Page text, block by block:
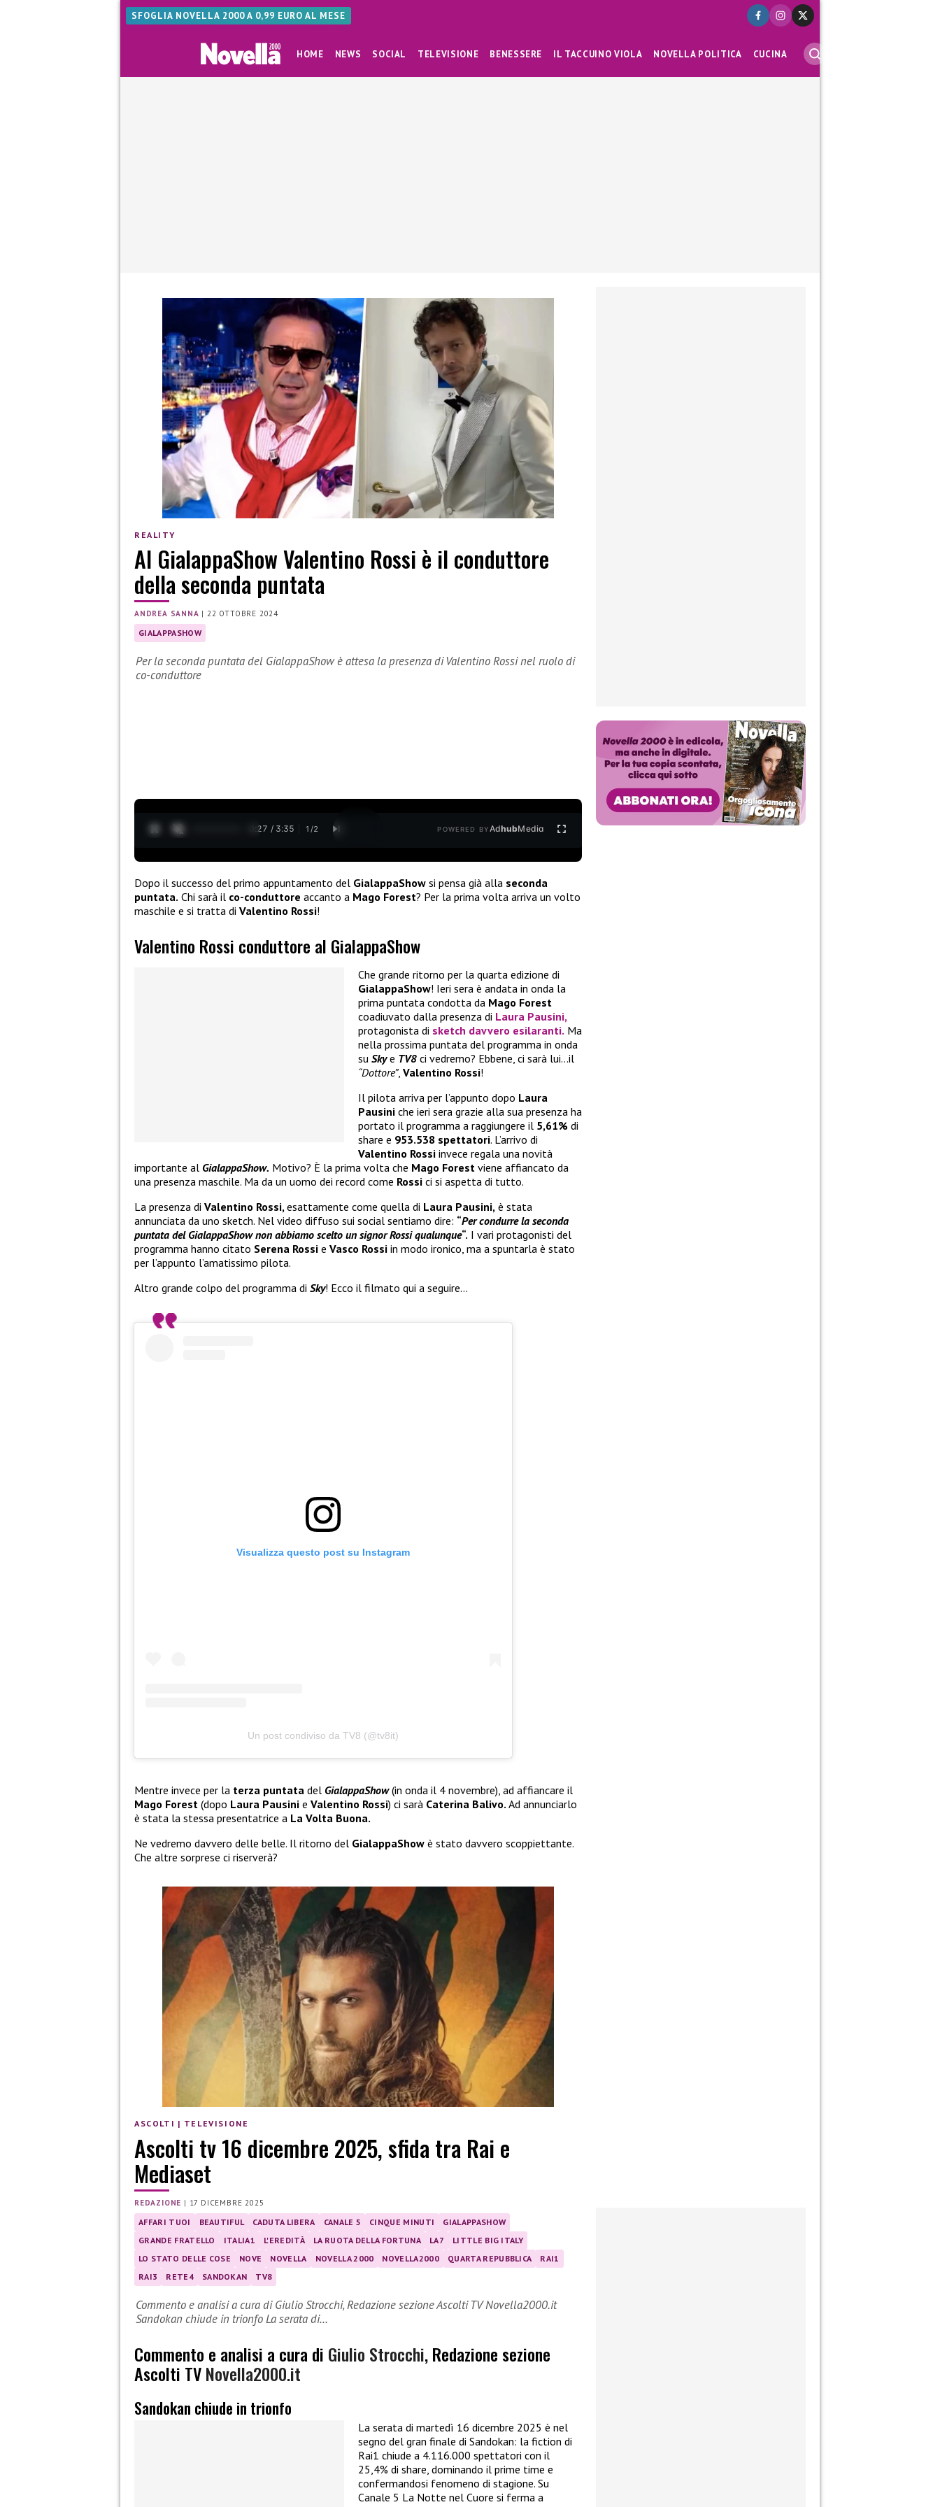
SFOGLIA NOVELLA 2000 A 0,99 EURO AL MESE
HOME NEWS SOCIAL TELEVISIONE BENESSERE IL TACCUINO VIOLA NOVELLA POLITICA CUCINA
REALITY
Al GialappaShow Valentino Rossi è il conduttore
della seconda puntata
ANDREA SANNA |22 OTTOBRE 2024
GIALAPPASHOW
Per la seconda puntata del GialappaShow è attesa la presenza di Valentino Rossi nel ruolo di
co-conduttore
0:28 / 3:35 1 /2 POWERED BYAdhubMedia
Dopo il successo del primo appuntamento del GialappaShow si pensa già alla seconda
puntata. Chi sarà il co-conduttore accanto a Mago Forest? Per la prima volta arriva un volto
maschile e si tratta di Valentino Rossi!
Valentino Rossi conduttore al GialappaShow
Che grande ritorno per la quarta edizione di
GialappaShow! Ieri sera è andata in onda la
prima puntata condotta da Mago Forest
coadiuvato dalla presenza di Laura Pausini,
protagonista di sketch davvero esilaranti. Ma
nella prossima puntata del programma in onda
su Skye TV8 ci vedremo? Ebbene, ci sarà lui…il
“Dottore”, Valentino Rossi!
Il pilota arriva per l’appunto dopo Laura
Pausini che ieri sera grazie alla sua presenza ha
portato il programma a raggiungere il 5,61% di
share e 953.538 spettatori. L’arrivo di
Valentino Rossi invece regala una novità
importante al GialappaShow. Motivo? È la prima volta che Mago Forest viene affiancato da
una presenza maschile. Ma da un uomo dei record come Rossi ci si aspetta di tutto.
La presenza di Valentino Rossi,esattamente come quella di Laura Pausini, è stata
annunciata da uno sketch. Nel video diffuso sui social sentiamo dire: “Per condurre la seconda
puntata del GialappaShow non abbiamo scelto un signor Rossi qualunque“. I vari protagonisti del
programma hanno citato Serena Rossi e Vasco Rossi in modo ironico, ma a spuntarla è stato
per l’appunto l’amatissimo pilota.
Altro grande colpo del programma di Sky! Ecco il filmato qui a seguire…
Visualizza questo post su Instagram
Un post condiviso da TV8 (@tv8it)
Mentre invece per la terza puntata del GialappaShow(in onda il 4 novembre), ad affiancare il
Mago Forest (dopo Laura Pausini e Valentino Rossi) ci sarà Caterina Balivo. Ad annunciarlo
è stata la stessa presentatrice a La Volta Buona.
Ne vedremo davvero delle belle. Il ritorno del GialappaShow è stato davvero scoppiettante.
Che altre sorprese ci riserverà?
ASCOLTI | TELEVISIONE
Ascolti tv 16 dicembre 2025, sfida tra Rai e
Mediaset
REDAZIONE | 17 DICEMBRE 2025
AFFARI TUOI BEAUTIFUL CADUTA LIBERA CANALE 5 CINQUE MINUTI
GIALAPPASHOW
GRANDE FRATELLO
ITALIA1 L'EREDITÀ LA RUOTA DELLA FORTUNA LA7
LITTLE BIG ITALY
LO STATO DELLE COSE
NOVE NOVELLA NOVELLA 2000 NOVELLA2000 QUARTA REPUBBLICA
RAI1
RAI3
RETE4 SANDOKAN TV8
Commento e analisi a cura di Giulio Strocchi, Redazione sezione Ascolti TV Novella2000.it
Sandokan chiude in trionfo La serata di…
Commento e analisi a cura di Giulio Strocchi, Redazione sezione
Ascolti TVNovella2000.it
Sandokan chiude in trionfo
La serata di martedì 16 dicembre 2025 è nel
segno del gran finale di Sandokan: la fiction di
Rai1 chiude a 4.116.000 spettatori con il
25,4% di share, dominando il prime time e
confermandosi fenomeno di stagione. Su
Canale 5 La Notte nel Cuore si ferma a